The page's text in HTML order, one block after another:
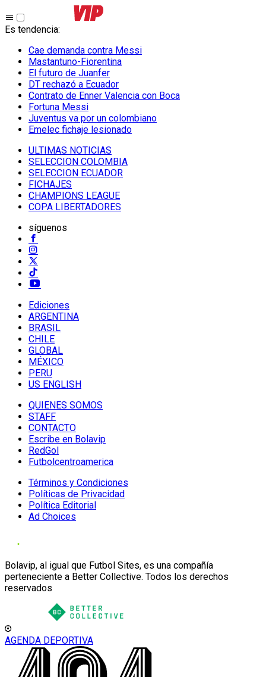
Es tendencia:
Cae demanda contra Messi
Mastantuno-Fiorentina
El futuro de Juanfer
DT rechazó a Ecuador
Contrato de Enner Valencia con Boca
Fortuna Messi
Juventus va por un colombiano
Emelec fichaje lesionado
ULTIMAS NOTICIAS
SELECCION COLOMBIA
SELECCION ECUADOR
FICHAJES
CHAMPIONS LEAGUE
COPA LIBERTADORES
síguenos
Ediciones
ARGENTINA
BRASIL
CHILE
GLOBAL
MÉXICO
PERU
US ENGLISH
QUIENES SOMOS
STAFF
CONTACTO
Escribe en Bolavip
RedGol
Futbolcentroamerica
Términos y Condiciones
Políticas de Privacidad
Política Editorial
Ad Choices
Bolavip, al igual que Futbol Sites, es una compañía
perteneciente a Better Collective. Todos los derechos
reservados
AGENDA DEPORTIVA